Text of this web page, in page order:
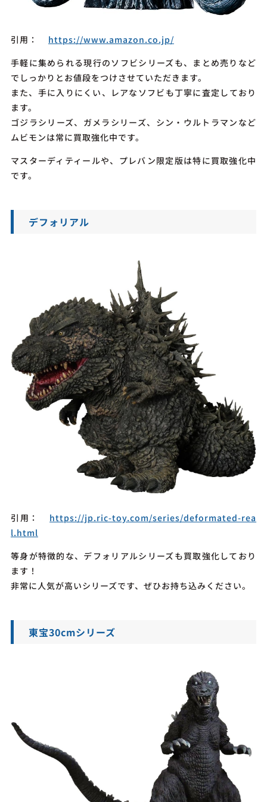
引用：
https://www.amazon.co.jp/
手軽に集められる現行のソフビシリーズも、まとめ売りなど
でしっかりとお値段をつけさせていただきます。
また、手に入りにくい、レアなソフビも丁寧に査定しており
ます。
ゴジラシリーズ、ガメラシリーズ、シン・ウルトラマンなど
ムビモンは常に買取強化中です。
マスターディティールや、プレバン限定版は特に買取強化中
です。
デフォリアル
引用：
https://jp.ric-toy.com/series/deformated-rea
l.html
等身が特徴的な、デフォリアルシリーズも買取強化しており
ます！
非常に人気が高いシリーズです、ぜひお持ち込みください。
東宝30cmシリーズ